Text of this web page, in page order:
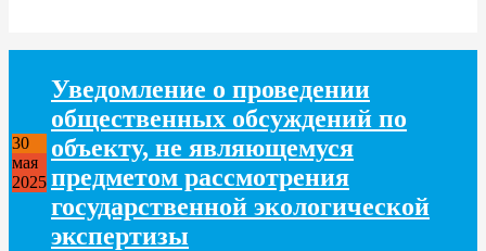
30
мая
2025
Уведомление о проведении
общественных обсуждений по
объекту, не являющемуся
предметом рассмотрения
государственной экологической
экспертизы